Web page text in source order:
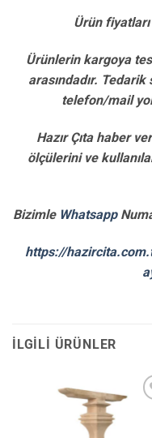
Ürün
Ürünlerin kargoya
arasındadır.
telefon/mail
Hazır Çıta haber
ölçülerini ve
Bizimle Whatsapp
https://
İLGILI ÜRÜNLER